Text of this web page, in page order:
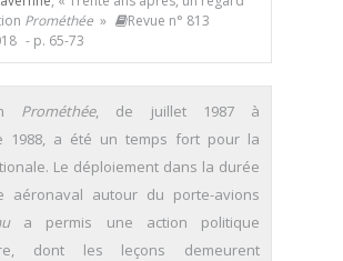
Prométhée »
Revue n° 813
- p. 65-73
Prométhée, de juillet 1987 à
1988, a été un temps fort pour la
Le déploiement dans la durée
aéronaval autour du porte-avions
a permis une action politique
dont les leçons demeurent